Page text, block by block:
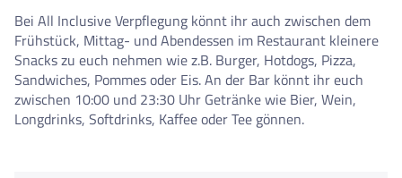
Bei All Inclusive Verpflegung könnt ihr auch zwischen dem
Frühstück, Mittag- und Abendessen im Restaurant kleinere
Snacks zu euch nehmen wie z.B. Burger, Hotdogs, Pizza,
Sandwiches, Pommes oder Eis. An der Bar könnt ihr euch
zwischen 10:00 und 23:30 Uhr Getränke wie Bier, Wein,
Longdrinks, Softdrinks, Kaffee oder Tee gönnen.